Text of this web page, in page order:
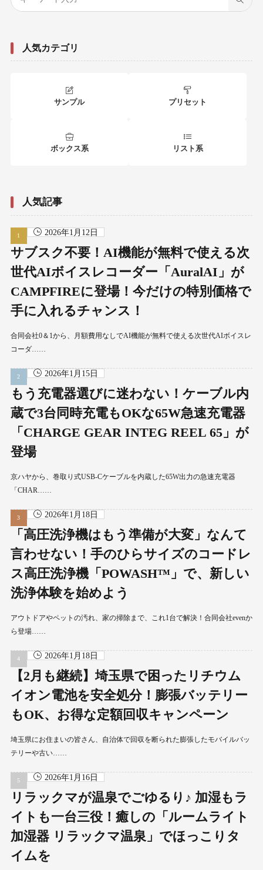
人気カテゴリ
サンプル プリセット
ボックス系 リスト系
人気記事
2026年1月12日
サブスク不要！AI機能が無料で使える次
世代AIボイスレコーダー「AuralAI」が
CAMPFIREに登場！今だけの特別価格で
手に入れるチャンス！
合同会社0＆1から、月額費用なしでAI機能が無料で使える次世代AIボイスレ
コーダ……
2026年1月15日
もう充電器選びに迷わない！ケーブル内
蔵で3台同時充電もOKな65W急速充電器
「CHARGE GEAR INTEG REEL 65」が
登場
京ハヤから、巻取り式USB-Cケーブルを内蔵した65W出力の急速充電器
「CHAR……
2026年1月18日
「高圧洗浄機はもう準備が大変」なんて
言わせない！手のひらサイズのコードレ
ス高圧洗浄機「POWASH™」で、新しい
洗浄体験を始めよう
アウトドアやペットの汚れ、家の掃除まで、これ1台で解決！合同会社evenか
ら登場……
2026年1月18日
【2月も継続】埼玉県で困ったリチウム
イオン電池を安全処分！膨張バッテリー
もOK、お得な定額回収キャンペーン
埼玉県にお住まいの皆さん、自治体で回収を断られた膨張したモバイルバッ
テリーや古い……
2026年1月16日
リラックマが温泉でごゆるり♪ 加湿もラ
イトも一台三役！癒しの「ルームライト
加湿器 リラックマ温泉」でほっこりタ
イムを